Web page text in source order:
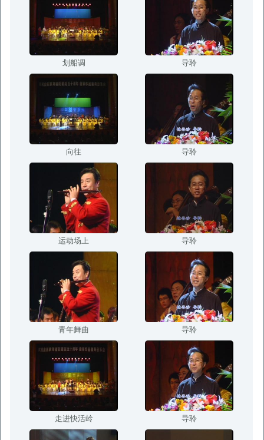
划船调 导聆
向往 导聆
运动场上 导聆
青年舞曲 导聆
走进快活岭 导聆